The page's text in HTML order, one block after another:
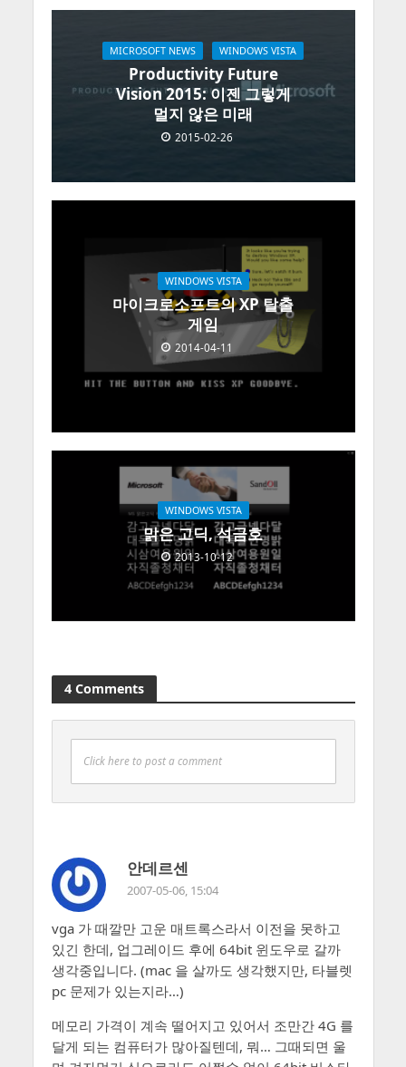
MICROSOFT NEWS WINDOWS VISTA
Productivity Future
Vision 2015: 이젠 그렇게
멀지 않은 미래
2015-02-26
WINDOWS VISTA
마이크로소프트의 XP 탈출
게임
2014-04-11
WINDOWS VISTA
맑은 고딕, 석금호
2013-10-12
4 Comments
Click here to post a comment
안데르센
2007-05-06, 15:04
vga 가 때깔만 고운 매트록스라서 이전을 못하고
있긴 한데, 업그레이드 후에 64bit 윈도우로 갈까
생각중입니다. (mac 을 살까도 생각했지만, 타블렛
pc 문제가 있는지라…)
메모리 가격이 계속 떨어지고 있어서 조만간 4G 를
달게 되는 컴퓨터가 많아질텐데, 뭐… 그때되면 울